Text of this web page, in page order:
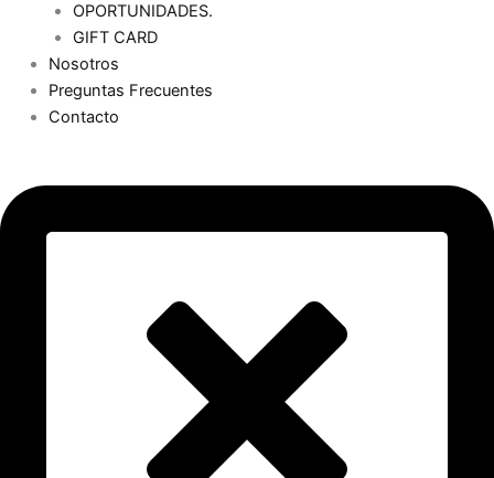
OPORTUNIDADES.
GIFT CARD
Nosotros
Preguntas Frecuentes
Contacto